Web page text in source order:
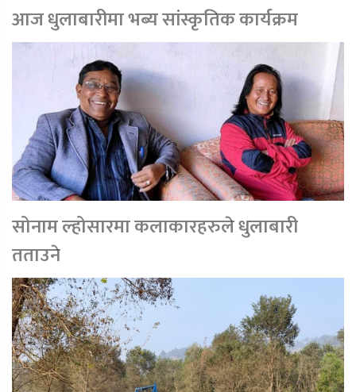
आज धुलाबारीमा भब्य सांस्कृतिक कार्यक्रम
सोनाम ल्होसारमा कलाकारहरुले धुलाबारी
तताउने